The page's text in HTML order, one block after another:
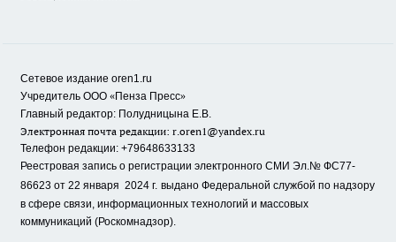
Сетевое издание oren1.ru
Учредитель ООО «Пенза Пресс»
Главный редактор: Полудницына Е.В.
Электронная почта редакции: r.oren1@yandex.ru
Телефон редакции: +79648633133
Реестровая запись о регистрации электронного СМИ Эл.№ ФС77-
86623 от 22 января 2024 г. выдано Федеральной службой по надзору
в сфере связи, информационных технологий и массовых
коммуникаций (Роскомнадзор).